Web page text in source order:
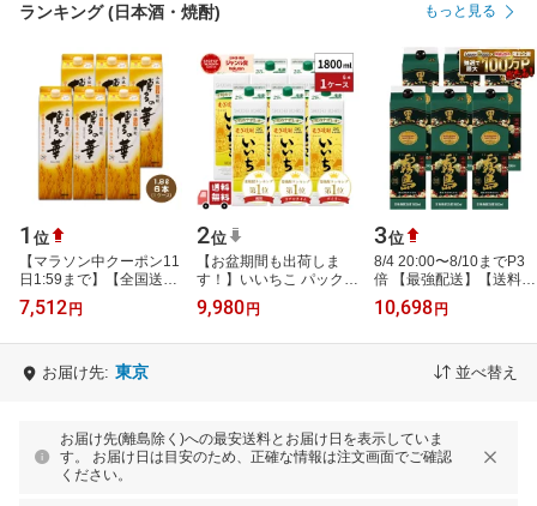
ランキング (日本酒・焼酎) もっと見る
1 位
【マラソン中クーポン11
日1:59まで】【全国送料
無料】博多の華 むぎ 25
度 1.8Lパック×6本 1ケー
7,512 円
2位
【お盆期間も出荷しま
す！】いいちこ パック
麦焼酎 25度 1800ml×6本
1ケース
9,980 円
3位
8/4 20:00〜8/10までP3
倍 【最強配送】【送料無
料】霧島酒造 本格芋焼酎
黒霧島 25度 パック
10,698 円
お届け先: 東京 並べ替え
お届け先(離島除く)への最安送料とお届け日を表示していま
す。 お届け日は目安のため、正確な情報は注文画面でご確認
ください。